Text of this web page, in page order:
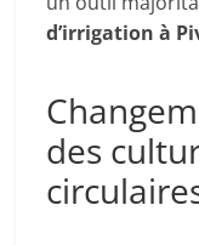
d’irrigation à
des